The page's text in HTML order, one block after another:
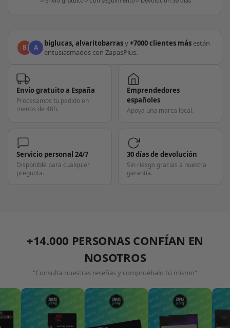
B A biglucas, alvaritobarrasy+7000 clientes más están
entusiasmados con ZapasPlus.
Envío gratuito a España
Procesamos tu pedido en
menos de 48h.
Emprendedores
españoles
Apoya una marca local.
Servicio personal 24/7
Disponible para cualquier
pregunta.
30 días de devolución
Sin riesgo gracias a nuestra
garantía.
+14.000 PERSONAS CONFÍAN EN
NOSOTROS
"Consulta nuestras reseñas y compruébalo tú mismo"